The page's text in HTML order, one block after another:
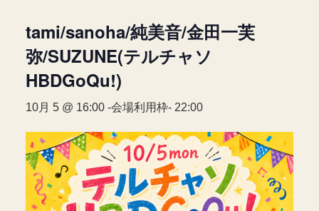
tami/sanoha/純美音/金田一芙
弥/SUZUNE(テルチャソ
HBDGoQu!)
10月 5 @ 16:00 -会場利用枠- 22:00